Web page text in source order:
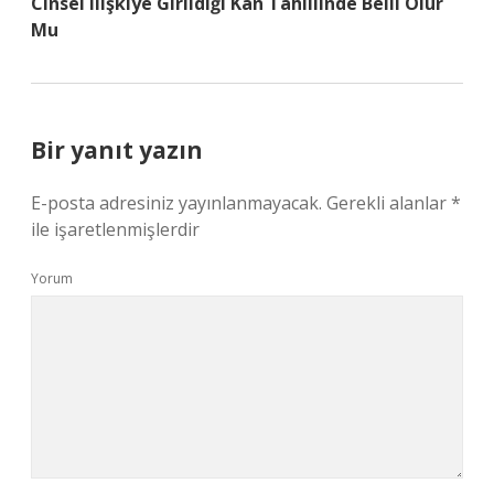
Mu
Bir yanıt yazın
E-posta adresiniz yayınlanmayacak. Gerekli alanlar*
ile işaretlenmişlerdir
Yorum